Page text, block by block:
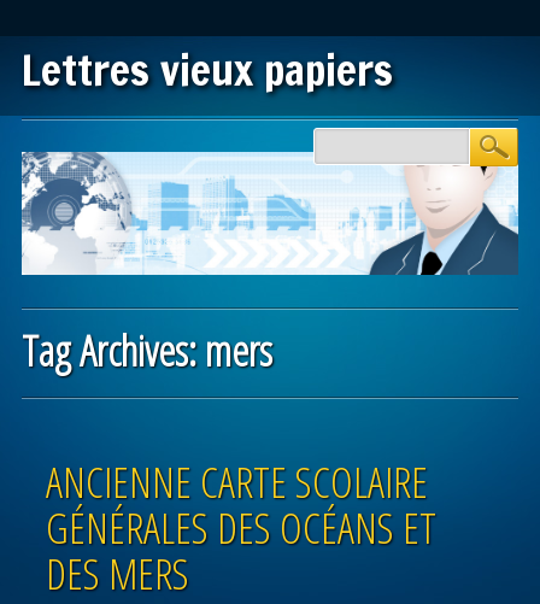
Lettres vieux papiers
Main menu
Tag Archives:mers
ANCIENNE CARTE SCOLAIRE
GÉNÉRALES DES OCÉANS ET
DES MERS